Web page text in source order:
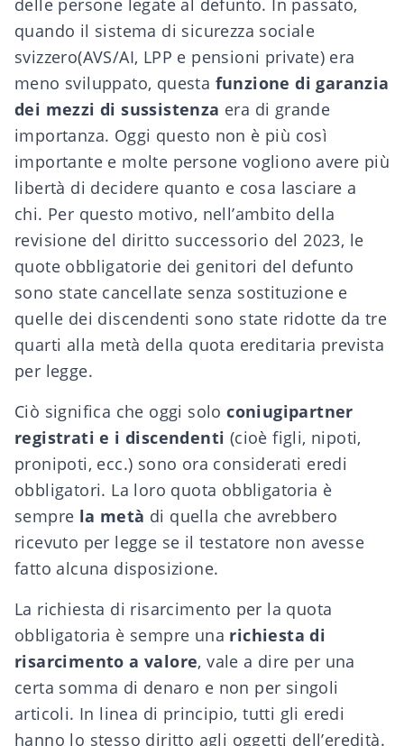
delle persone legate al defunto. In passato,
quando il sistema di sicurezza sociale
svizzero(AVS/AI, LPP e pensioni private) era
meno sviluppato, questa funzione di garanzia
dei mezzi di sussistenza era di grande
importanza. Oggi questo non è più così
importante e molte persone vogliono avere più
libertà di decidere quanto e cosa lasciare a
chi. Per questo motivo, nell’ambito della
revisione del diritto successorio del 2023, le
quote obbligatorie dei genitori del defunto
sono state cancellate senza sostituzione e
quelle dei discendenti sono state ridotte da tre
quarti alla metà della quota ereditaria prevista
per legge.
Ciò significa che oggi soloconiugipartner
registrati e i discendenti (cioè figli, nipoti,
pronipoti, ecc.) sono ora considerati eredi
obbligatori. La loro quota obbligatoria è
sempre la metà di quella che avrebbero
ricevuto per legge se il testatore non avesse
fatto alcuna disposizione.
La richiesta di risarcimento per la quota
obbligatoria è sempre una richiesta di
risarcimento a valore, vale a dire per una
certa somma di denaro e non per singoli
articoli. In linea di principio, tutti gli eredi
hanno lo stesso diritto agli oggetti dell’eredità.